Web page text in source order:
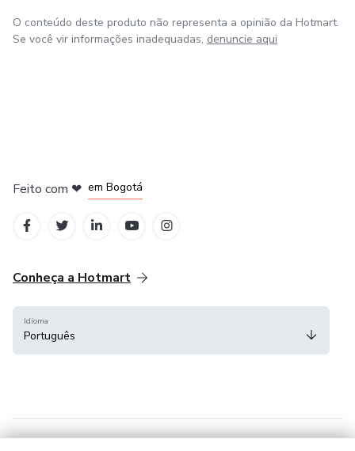
O conteúdo deste produto não representa a opinião da Hotmart.
Se você vir informações inadequadas, denuncie aqui
Feito com ❤ em Bogotá
Conheça a Hotmart
Idioma
Português